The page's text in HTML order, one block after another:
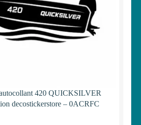
420 QUICKSILVER
decostickerstore – 0ACRFC